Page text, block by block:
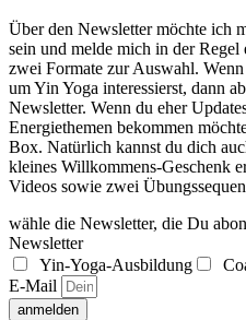
Über den Newsletter möchte ich
sein und melde mich in der
zwei Formate zur Auswahl.
um Yin Yoga interessierst, dann
Newsletter. Wenn du eher
Energiethemen bekommen
Box. Natürlich kannst du dich
kleines Willkommens-Geschenk
Videos sowie zwei
wähle die Newsletter, die Du
Newsletter
Yin-Yoga-Ausbildung
E-Mail
anmelden